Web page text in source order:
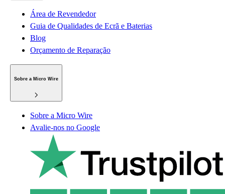
Área de Revendedor
Guia de Qualidades de Ecrã e Baterias
Blog
Orçamento de Reparação
Sobre a Micro Wire
Sobre a Micro Wire
Avalie-nos no Google